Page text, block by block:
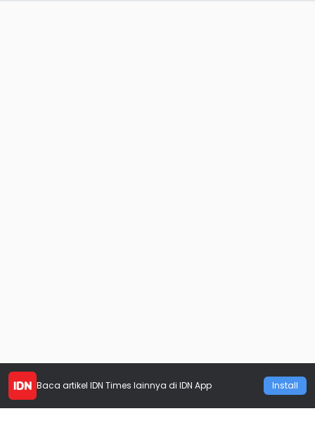
Baca artikel IDN Times lainnya di IDN App Install